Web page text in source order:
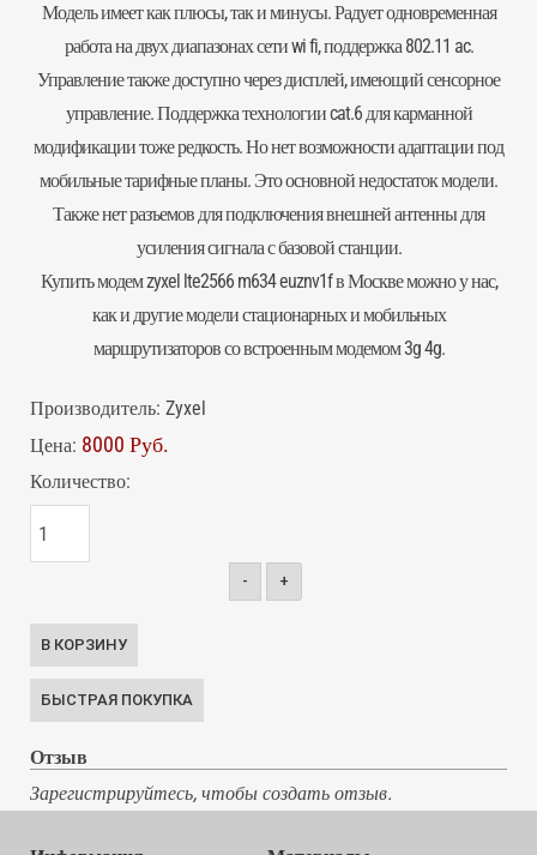
Модель имеет как плюсы, так и минусы. Радует одновременная
работа на двух диапазонах сети wi fi, поддержка 802.11 ac.
Управление также доступно через дисплей, имеющий сенсорное
управление. Поддержка технологии cat.6 для карманной
модификации тоже редкость. Но нет возможности адаптации под
мобильные тарифные планы. Это основной недостаток модели.
Также нет разъемов для подключения внешней антенны для
усиления сигнала с базовой станции.
Купить модем zyxel lte2566 m634 euznv1f в Москве можно у нас,
как и другие модели стационарных и мобильных
маршрутизаторов со встроенным модемом 3g 4g.
Производитель: Zyxel
Цена: 8000 Руб.
Количество:
- +
Отзыв
Зарегистрируйтесь, чтобы создать отзыв.